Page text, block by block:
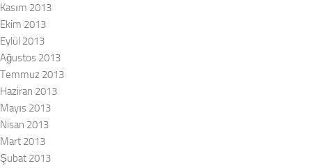
Kasım 2013
Ekim 2013
Eylül 2013
Ağustos 2013
Temmuz 2013
Haziran 2013
Mayıs 2013
Nisan 2013
Mart 2013
Şubat 2013